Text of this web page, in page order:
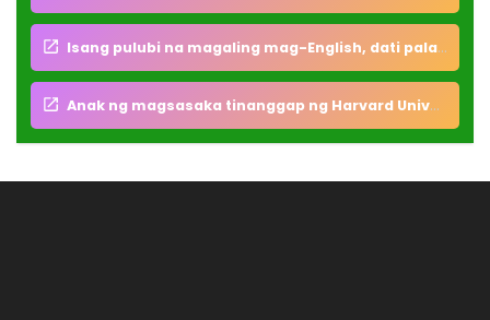
Isang pulubi na magaling mag-English, dati pala itong Professor ng Ateneo at sa UP
Anak ng magsasaka tinanggap ng Harvard University sa Amerika para doon mag kolehiyo